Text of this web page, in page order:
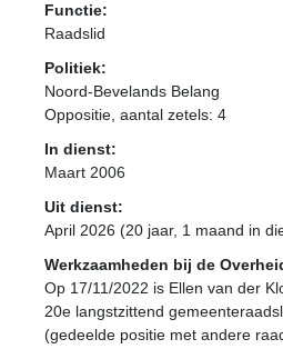
Functie:
Raadslid
Politiek:
Noord-Bevelands Belang
Oppositie , aantal zetels: 4
In dienst:
Maart 2006
Uit dienst:
April 2026 (20 jaar, 1 maand in
Werkzaamheden bij de
Op 17/11/2022 is Ellen van der
20e langstzittend
(gedeelde positie met andere